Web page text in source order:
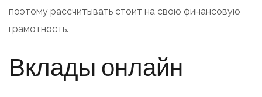
поэтому рассчитывать стоит на свою финансовую
грамотность.
Вклады онлайн